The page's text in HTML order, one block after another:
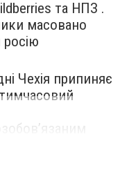
та НПЗ .
масовано
росію
Чехія припиняє